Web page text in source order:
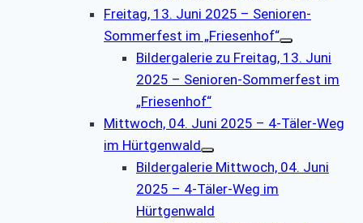
Freitag, 13. Juni 2025 – Senioren-
Sommerfest im „Friesenhof“
Bildergalerie zu Freitag, 13. Juni
2025 – Senioren-Sommerfest im
„Friesenhof“
Mittwoch, 04. Juni 2025 – 4-Täler-Weg
im Hürtgenwald
Bildergalerie Mittwoch, 04. Juni
2025 – 4-Täler-Weg im
Hürtgenwald